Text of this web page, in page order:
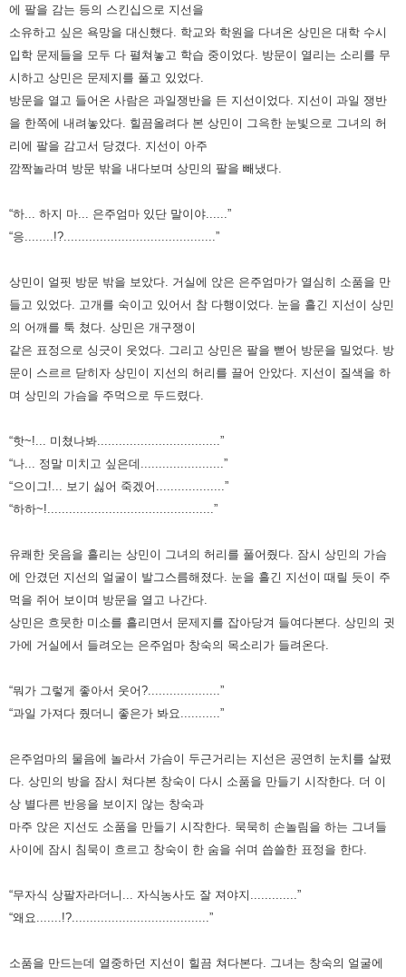
에 팔을 감는 등의 스킨십으로 지선을
소유하고 싶은 욕망을 대신했다. 학교와 학원을 다녀온 상민은 대학 수시
입학 문제들을 모두 다 펼쳐놓고 학습 중이었다. 방문이 열리는 소리를 무
시하고 상민은 문제지를 풀고 있었다.
방문을 열고 들어온 사람은 과일쟁반을 든 지선이었다. 지선이 과일 쟁반
을 한쪽에 내려놓았다. 힐끔올려다 본 상민이 그윽한 눈빛으로 그녀의 허
리에 팔을 감고서 당겼다. 지선이 아주
깜짝놀라며 방문 밖을 내다보며 상민의 팔을 빼냈다.
“하... 하지 마... 은주엄마 있단 말이야......”
“응........!?..........................................”
상민이 얼핏 방문 밖을 보았다. 거실에 앉은 은주엄마가 열심히 소품을 만
들고 있었다. 고개를 숙이고 있어서 참 다행이었다. 눈을 흘긴 지선이 상민
의 어깨를 툭 쳤다. 상민은 개구쟁이
같은 표정으로 싱긋이 웃었다. 그리고 상민은 팔을 뻗어 방문을 밀었다. 방
문이 스르르 닫히자 상민이 지선의 허리를 끌어 안았다. 지선이 질색을 하
며 상민의 가슴을 주먹으로 두드렸다.
“핫~!... 미쳤나봐..................................”
“나... 정말 미치고 싶은데.......................”
“으이그!... 보기 싫어 죽겠어...................”
“하하~!..............................................”
유쾌한 웃음을 흘리는 상민이 그녀의 허리를 풀어줬다. 잠시 상민의 가슴
에 안겼던 지선의 얼굴이 발그스름해졌다. 눈을 흘긴 지선이 때릴 듯이 주
먹을 쥐어 보이며 방문을 열고 나간다.
상민은 흐뭇한 미소를 흘리면서 문제지를 잡아당겨 들여다본다. 상민의 귓
가에 거실에서 들려오는 은주엄마 창숙의 목소리가 들려온다.
“뭐가 그렇게 좋아서 웃어?....................”
“과일 가져다 줬더니 좋은가 봐요...........”
은주엄마의 물음에 놀라서 가슴이 두근거리는 지선은 공연히 눈치를 살폈
다. 상민의 방을 잠시 쳐다본 창숙이 다시 소품을 만들기 시작한다. 더 이
상 별다른 반응을 보이지 않는 창숙과
마주 앉은 지선도 소품을 만들기 시작한다. 묵묵히 손놀림을 하는 그녀들
사이에 잠시 침묵이 흐르고 창숙이 한 숨을 쉬며 씁쓸한 표정을 한다.
“무자식 상팔자라더니... 자식농사도 잘 져야지.............”
“왜요.......!?......................................”
소품을 만드는데 열중하던 지선이 힐끔 쳐다본다. 그녀는 창숙의 얼굴에